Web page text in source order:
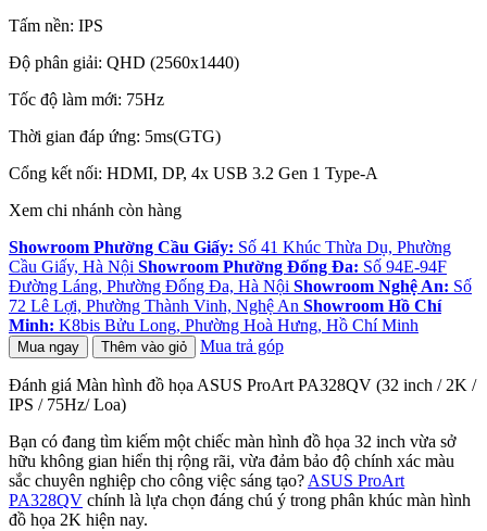
Tấm nền: IPS
Độ phân giải: QHD (2560x1440)
Tốc độ làm mới: 75Hz
Thời gian đáp ứng: 5ms(GTG)
Cổng kết nối: HDMI, DP, 4x USB 3.2 Gen 1 Type-A
Xem chi nhánh còn hàng
Showroom Phường Cầu Giấy: Số 41 Khúc Thừa Dụ, Phường
Cầu Giấy, Hà Nội Showroom Phường Đống Đa: Số 94E-94F
Đường Láng, Phường Đống Đa, Hà Nội Showroom Nghệ An: Số
72 Lê Lợi, Phường Thành Vinh, Nghệ An Showroom Hồ Chí
Minh: K8bis Bửu Long, Phường Hoà Hưng, Hồ Chí Minh
Mua ngay Thêm vào giỏ Mua trả góp
Đánh giá Màn hình đồ họa ASUS ProArt PA328QV (32 inch / 2K /
IPS / 75Hz/ Loa)
Bạn có đang tìm kiếm một chiếc màn hình đồ họa 32 inch vừa sở
hữu không gian hiển thị rộng rãi, vừa đảm bảo độ chính xác màu
sắc chuyên nghiệp cho công việc sáng tạo? ASUS ProArt
PA328QV chính là lựa chọn đáng chú ý trong phân khúc màn hình
đồ họa 2K hiện nay.